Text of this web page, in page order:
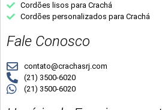
Cordões lisos para Crachá
Cordões personalizados para Crachá
Fale Conosco
contato@crachasrj.com
(21) 3500-6020
(21) 3500-6020